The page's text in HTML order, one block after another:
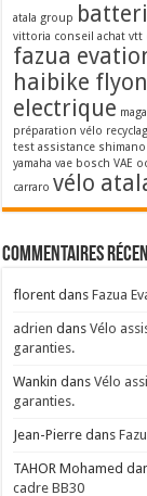
atala group
vittoria conseil achat vtt
fazua
haibike flyon
electrique
préparation vélo
test assistance shimano
yamaha vae bosch VAE
carraro vélo
Commentaires
florent dansFazua
adrien dansVélo
garanties.
Wankin dansVélo
garanties.
Jean-Pierre dans
TAHOR Mohamed
cadre BB30